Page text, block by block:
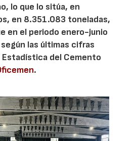
lo que lo sitúa, en
en 8.351.083 toneladas,
en el periodo enero-junio
las últimas cifras
Estadística del Cemento
.